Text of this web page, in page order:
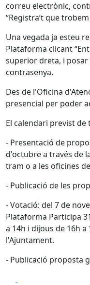
correu electrònic,
“Registra’t que
Una vegada ja esteu
Plataforma clicant
superior dreta, i
contrasenya.
Des de l'Oficina
presencial per poder
El calendari previst de
- Presentació de
d'octubre a través de
tram o a les oficines
- Publicació de les
- Votació: del 7 de
Plataforma Participa
a 14h i dijous de 16h
l'Ajuntament.
- Publicació proposta